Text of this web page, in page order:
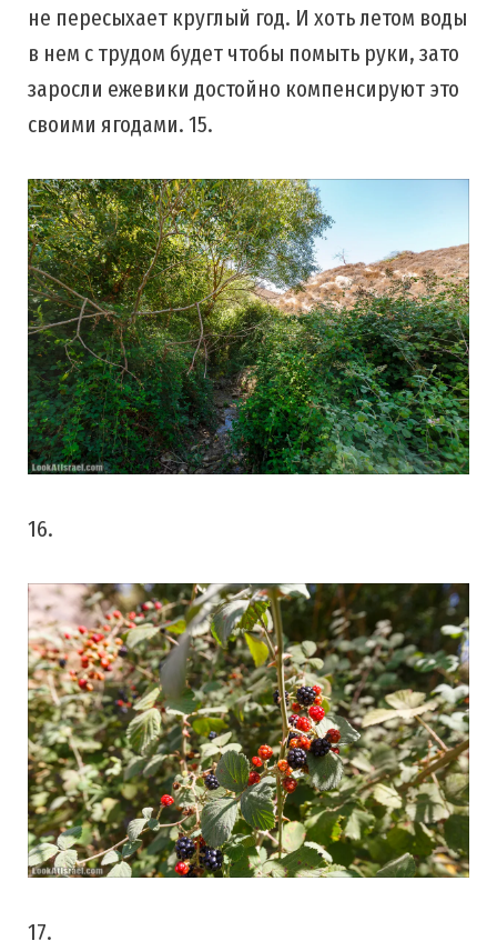
не пересыхает круглый год. И хоть летом воды
в нем с трудом будет чтобы помыть руки, зато
заросли ежевики достойно компенсируют это
своими ягодами. 15.
16.
17.